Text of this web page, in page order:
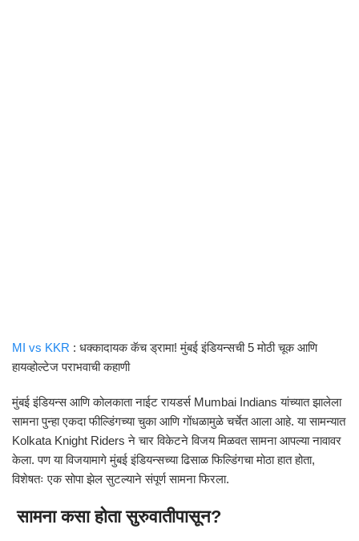
MI vs KKR : धक्कादायक कॅच ड्रामा! मुंबई इंडियन्सची 5 मोठी चूक आणि
हायव्होल्टेज पराभवाची कहाणी
मुंबई इंडियन्स आणि कोलकाता नाईट रायडर्स Mumbai Indians यांच्यात झालेला
सामना पुन्हा एकदा फील्डिंगच्या चुका आणि गोंधळामुळे चर्चेत आला आहे. या सामन्यात
Kolkata Knight Riders ने चार विकेटने विजय मिळवत सामना आपल्या नावावर
केला. पण या विजयामागे मुंबई इंडियन्सच्या ढिसाळ फिल्डिंगचा मोठा हात होता,
विशेषतः एक सोपा झेल सुटल्याने संपूर्ण सामना फिरला.
सामना कसा होता सुरुवातीपासून?